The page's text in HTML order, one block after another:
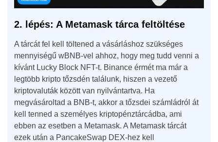
2. lépés: A Metamask tárca feltöltése
A tárcát fel kell töltened a vásárláshoz szükséges
mennyiségű wBNB-vel ahhoz, hogy meg tudd venni a
kívánt Lucky Block NFT-t. Binance érmét ma már a
legtöbb kripto tőzsdén találunk, hiszen a vezető
kriptovaluták között van nyilvántartva. Ha
megvásároltad a BNB-t, akkor a tőzsdei számládról át
kell tenned a személyes kriptopénztárcádba, ami
ebben az esetben a Metamask. A Metamask tárcát
ezek után a PancakeSwap DEX-hez kell